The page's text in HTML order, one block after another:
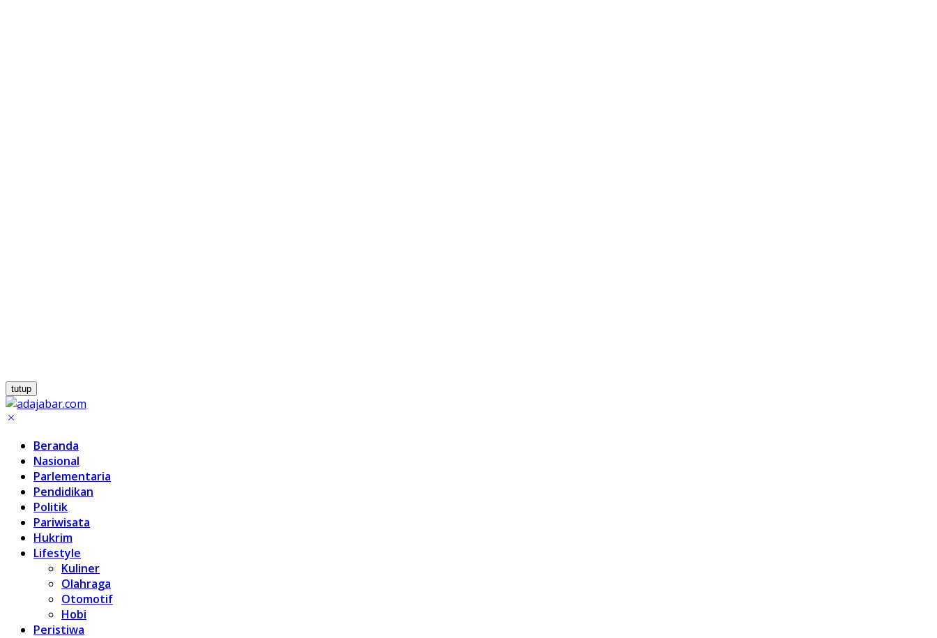
tutup
Beranda
Nasional
Parlementaria
Pendidikan
Politik
Pariwisata
Hukrim
Lifestyle
Kuliner
Olahraga
Otomotif
Hobi
Peristiwa